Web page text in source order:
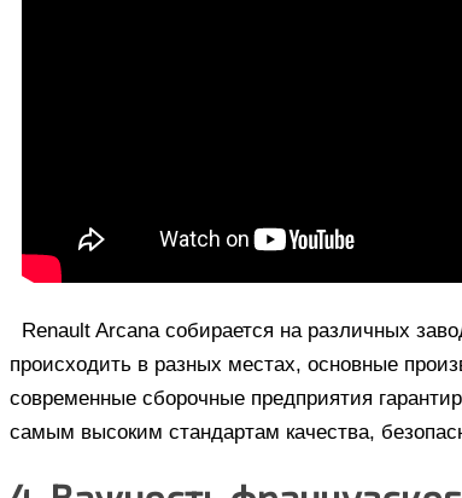
Renault Arcana собирается на различных
происходить в разных местах, основные
современные сборочные предприятия
самым высоким стандартам качества,